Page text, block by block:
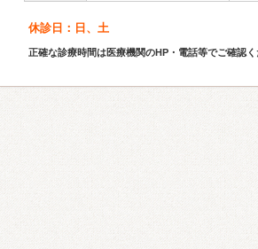
休診日：日、土
正確な診療時間は医療機関のHP・電話等でご確認く